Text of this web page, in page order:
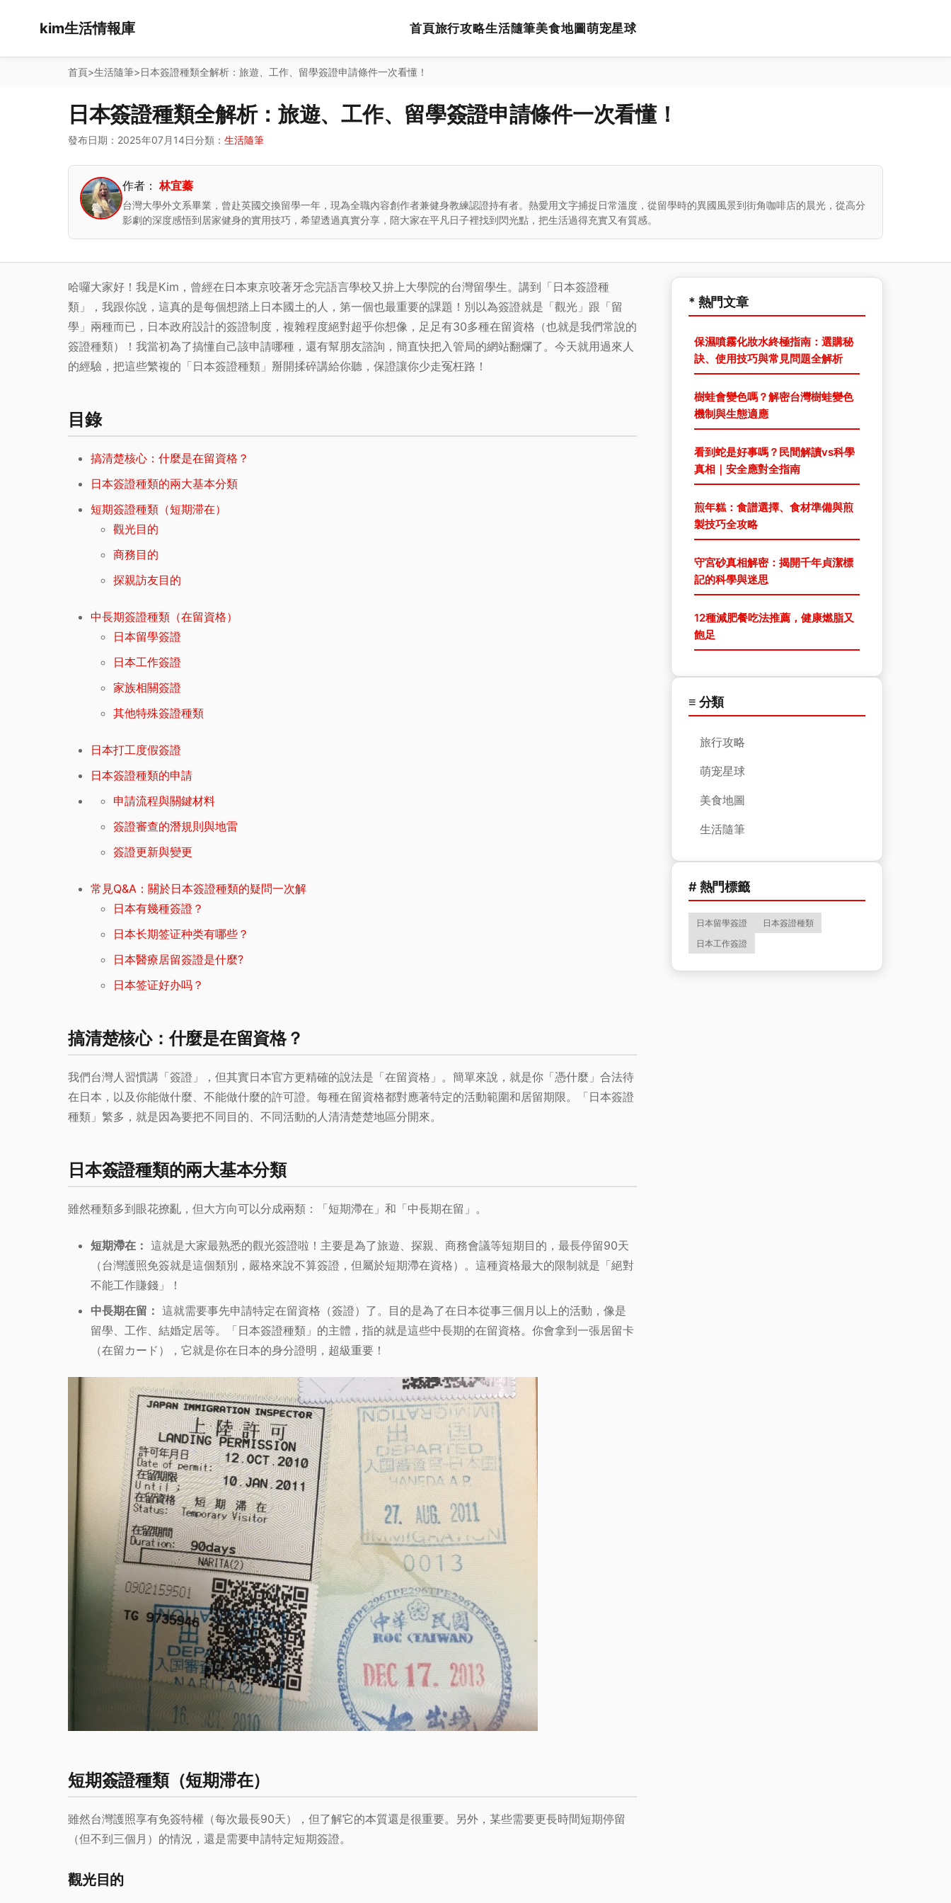
kim生活情報庫 首頁旅行攻略生活隨筆美食地圖萌宠星球
首頁>生活隨筆>日本簽證種類全解析：旅遊、工作、留學簽證申請條件一次看懂！
日本簽證種類全解析：旅遊、工作、留學簽證申請條件一次看懂！
發布日期：2025年07月14日分類： 生活隨筆
作者：林宜蓁
台灣大學外文系畢業，曾赴英國交換留學一年，現為全職內容創作者兼健身教練認證持有者。熱愛用文字捕捉日常溫度，從留學時的異國風景到街角咖啡店的晨光，從高分
影劇的深度感悟到居家健身的實用技巧，希望透過真實分享，陪大家在平凡日子裡找到閃光點，把生活過得充實又有質感。
哈囉大家好！我是Kim，曾經在日本東京咬著牙念完語言學校又拚上大學院的台灣留學生。講到「日本簽證種
類」，我跟你說，這真的是每個想踏上日本國土的人，第一個也最重要的課題！別以為簽證就是「觀光」跟「留
學」兩種而已，日本政府設計的簽證制度，複雜程度絕對超乎你想像，足足有30多種在留資格（也就是我們常說的
簽證種類）！我當初為了搞懂自己該申請哪種，還有幫朋友諮詢，簡直快把入管局的網站翻爛了。今天就用過來人
的經驗，把這些繁複的「日本簽證種類」掰開揉碎講給你聽，保證讓你少走冤枉路！
目錄
搞清楚核心：什麼是在留資格？
日本簽證種類的兩大基本分類
短期簽證種類（短期滞在）
觀光目的
商務目的
探親訪友目的
中長期簽證種類（在留資格）
日本留學簽證
日本工作簽證
家族相關簽證
其他特殊簽證種類
日本打工度假簽證
日本簽證種類的申請
申請流程與關鍵材料
簽證審查的潛規則與地雷
簽證更新與變更
常見Q&A：關於日本簽證種類的疑問一次解
日本有幾種簽證？
日本长期签证种类有哪些？
日本醫療居留簽證是什麼?
日本签证好办吗？
搞清楚核心：什麼是在留資格？
我們台灣人習慣講「簽證」，但其實日本官方更精確的說法是「在留資格」。簡單來說，就是你「憑什麼」合法待
在日本，以及你能做什麼、不能做什麼的許可證。每種在留資格都對應著特定的活動範圍和居留期限。「日本簽證
種類」繁多，就是因為要把不同目的、不同活動的人清清楚楚地區分開來。
日本簽證種類的兩大基本分類
雖然種類多到眼花撩亂，但大方向可以分成兩類：「短期滯在」和「中長期在留」。
短期滯在： 這就是大家最熟悉的觀光簽證啦！主要是為了旅遊、探親、商務會議等短期目的，最長停留90天
（台灣護照免簽就是這個類別，嚴格來說不算簽證，但屬於短期滯在資格）。這種資格最大的限制就是「絕對
不能工作賺錢」！
中長期在留： 這就需要事先申請特定在留資格（簽證）了。目的是為了在日本從事三個月以上的活動，像是
留學、工作、結婚定居等。「日本簽證種類」的主體，指的就是這些中長期的在留資格。你會拿到一張居留卡
（在留カード），它就是你在日本的身分證明，超級重要！
短期簽證種類（短期滞在）
雖然台灣護照享有免簽特權（每次最長90天），但了解它的本質還是很重要。另外，某些需要更長時間短期停留
（但不到三個月）的情況，還是需要申請特定短期簽證。
觀光目的
* 熱門文章
保濕噴霧化妝水終極指南：選購秘
訣、使用技巧與常見問題全解析
樹蛙會變色嗎？解密台灣樹蛙變色
機制與生態適應
看到蛇是好事嗎？民間解讀vs科學
真相｜安全應對全指南
煎年糕：食譜選擇、食材準備與煎
製技巧全攻略
守宮砂真相解密：揭開千年貞潔標
記的科學與迷思
12種減肥餐吃法推薦，健康燃脂又
飽足
≡ 分類
旅行攻略
萌宠星球
美食地圖
生活隨筆
# 熱門標籤
日本留學簽證
日本簽證種類
日本工作簽證